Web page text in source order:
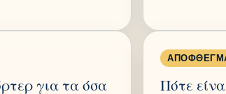
για τα όσα Πότε